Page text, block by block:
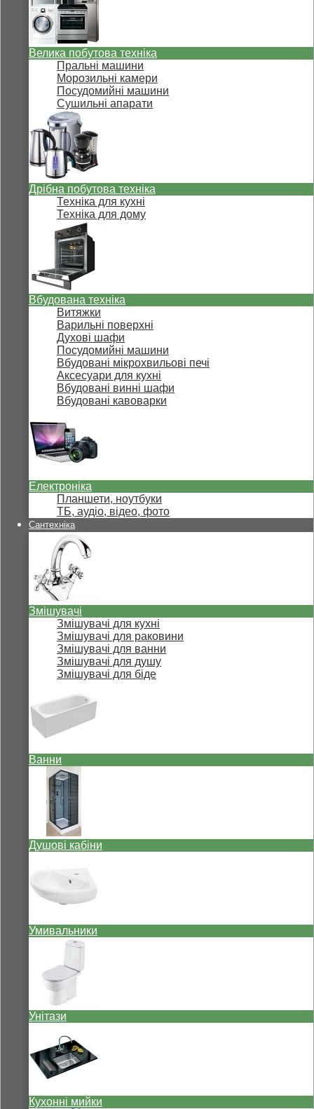
Велика побутова техніка
Пральні машини
Морозильні камери
Посудомийні машини
Сушильні апарати
Дрібна побутова техніка
Техніка для кухні
Техніка для дому
Вбудована техніка
Витяжки
Варильні поверхні
Духові шафи
Посудомийні машини
Вбудовані мікрохвильові печі
Аксесуари для кухні
Вбудовані винні шафи
Вбудовані кавоварки
Електроніка
Планшети, ноутбуки
ТБ, аудіо, відео, фото
Сантехніка
Змішувачі
Змішувачі для кухні
Змішувачі для раковини
Змішувачі для ванни
Змішувачі для душу
Змішувачі для біде
Ванни
Душові кабіни
Умивальники
Унітази
Кухонні мийки